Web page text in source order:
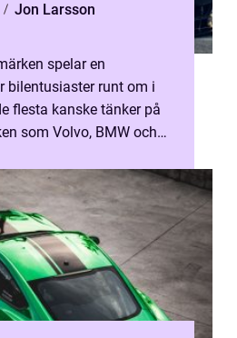
Jon Larsson
spelar en
bilentusiaster runt om i
flesta kanske tänker på
som Volvo, BMW och